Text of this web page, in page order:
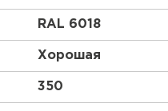
RAL 6018
Хорошая
350